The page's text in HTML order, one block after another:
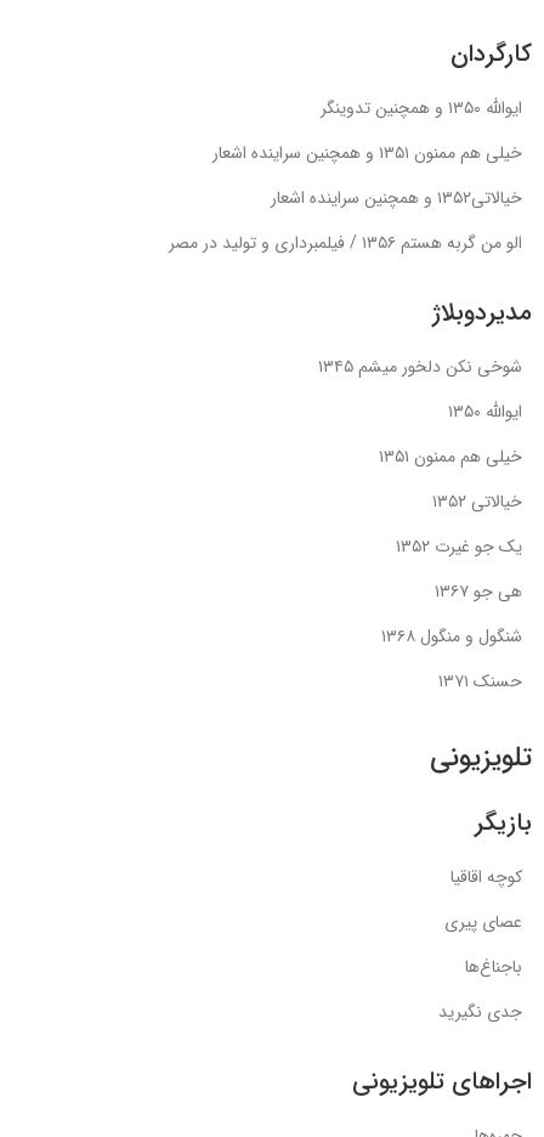
کارگردان
ایوالله ۱۳۵۰ و همچنین تدوینگر
خیلی هم ممنون ۱۳۵۱ و همچنین سراینده اشعار
خیالاتی۱۳۵۲ و همچنین سراینده اشعار
الو من گربه هستم ۱۳۵۶ / فیلمبرداری و تولید در مصر
مدیردوبلاژ
شوخی نکن دلخور میشم ۱۳۴۵
ایوالله ۱۳۵۰
خیلی هم ممنون ۱۳۵۱
خیالاتی ۱۳۵۲
یک جو غیرت ۱۳۵۲
هی جو ۱۳۶۷
شنگول و منگول ۱۳۶۸
حسنک ۱۳۷۱
تلویزیونی
بازیگر
کوچه اقاقیا
عصای پیری
باجناغ‌ها
جدی نگیرید
اجراهای تلویزیونی